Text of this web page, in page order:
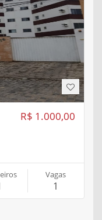
R$ 1.000,00
Vagas
1